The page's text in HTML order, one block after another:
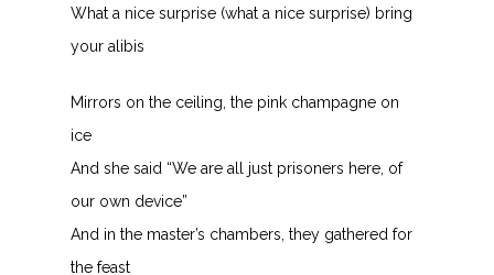
What a nice surprise (what a nice surprise) bring
your alibis
Mirrors on the ceiling, the pink champagne on
ice
And she said “We are all just prisoners here, of
our own device”
And in the master’s chambers, they gathered for
the feast